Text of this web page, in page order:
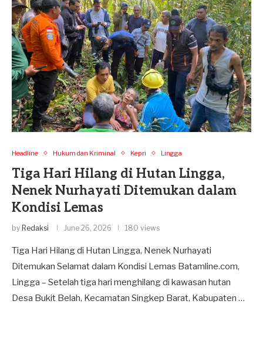
Headline Hukum dan Kriminal Kepri Lingga
Tiga Hari Hilang di Hutan Lingga,
Nenek Nurhayati Ditemukan dalam
Kondisi Lemas
by Redaksi June 26, 2026 180 views
Tiga Hari Hilang di Hutan Lingga, Nenek Nurhayati
Ditemukan Selamat dalam Kondisi Lemas Batamline.com,
Lingga – Setelah tiga hari menghilang di kawasan hutan
Desa Bukit Belah, Kecamatan Singkep Barat, Kabupaten …